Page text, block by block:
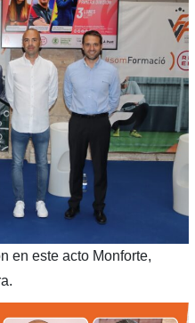
en este acto Monforte,